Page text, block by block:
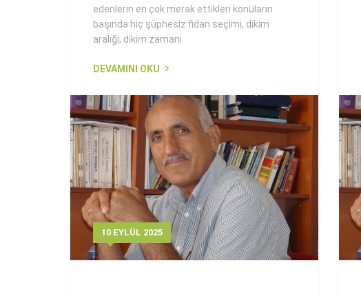
edenlerin en çok merak ettikleri konuların
başında hiç şüphesiz fidan seçimi, dikim
aralığı, dikim zamanı
DEVAMINI OKU
10 EYLÜL 2025